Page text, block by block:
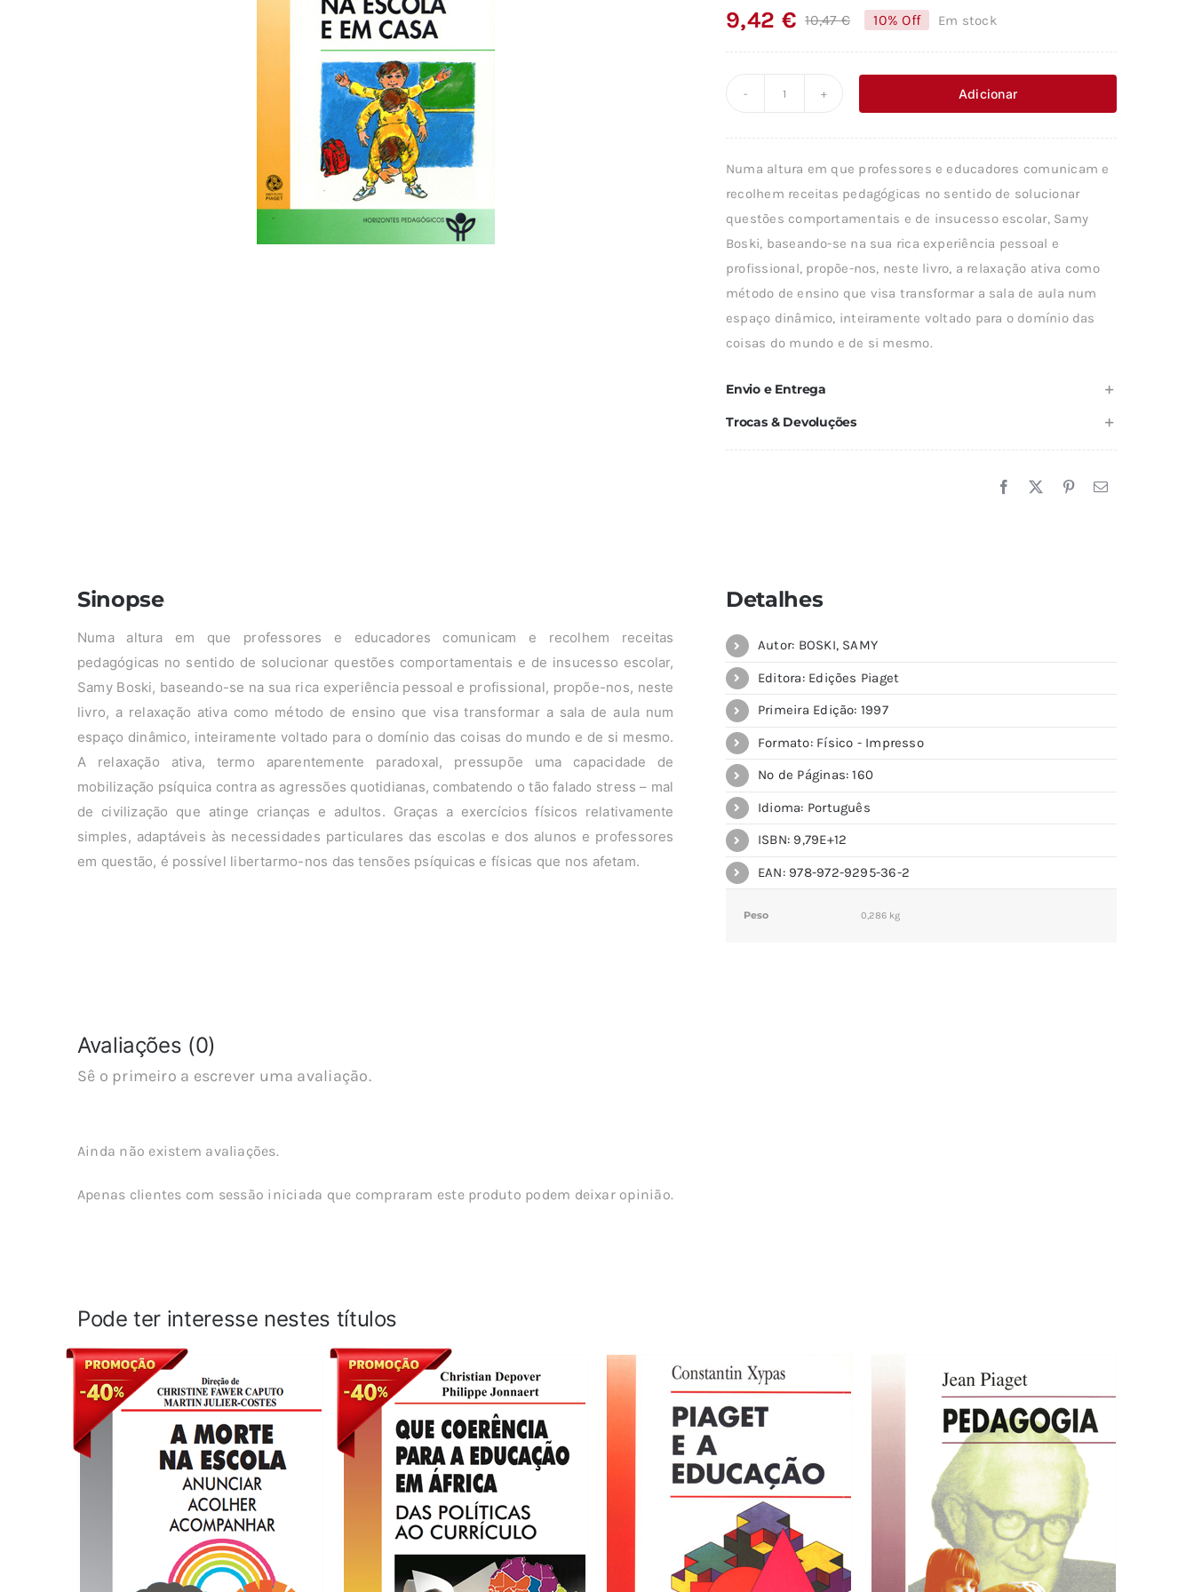
10,47€O
era:
9,42 €
O
é:
10% Off Em stock
RELAXAÇÃO
Adicionar
Numa altura em que professores e educadores comunicam e
recolhem receitas pedagógicas no sentido de solucionar
questões comportamentais e de insucesso escolar, Samy
Boski, baseando-se na sua rica experiência pessoal e
profissional, propõe-nos, neste livro, a relaxação ativa como
método de ensino que visa transformar a sala de aula num
espaço dinâmico, inteiramente voltado para o domínio das
coisas do mundo e de si mesmo.
Envio e Entrega
Trocas & Devoluções
Sinopse
Numa altura em que professores e educadores comunicam e recolhem receitas
pedagógicas no sentido de solucionar questões comportamentais e de insucesso escolar,
Samy Boski, baseando-se na sua rica experiência pessoal e profissional, propõe-nos, neste
livro, a relaxação ativa como método de ensino que visa transformar a sala de aula num
espaço dinâmico, inteiramente voltado para o domínio das coisas do mundo e de si mesmo.
A relaxação ativa, termo aparentemente paradoxal, pressupõe uma capacidade de
mobilização psíquica contra as agressões quotidianas, combatendo o tão falado stress – mal
de civilização que atinge crianças e adultos. Graças a exercícios físicos relativamente
simples, adaptáveis às necessidades particulares das escolas e dos alunos e professores
em questão, é possível libertarmo-nos das tensões psíquicas e físicas que nos afetam.
Detalhes
Autor: BOSKI, SAMY
Editora: Edições Piaget
Primeira Edição: 1997
Formato: Físico - Impresso
Nº de Páginas: 160
Idioma: Português
ISBN: 9,79E+12
EAN: 978-972-9295-36-2
Peso 0,286 kg
Avaliações (0)
Sê o primeiro a escrever uma avaliação.
Ainda não existem avaliações.
Apenas clientes com sessão iniciada que compraram este produto podem deixar opinião.
Pode ter interesse nestes títulos